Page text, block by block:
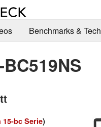
Benchmarks & Tech
15-bc Serie)